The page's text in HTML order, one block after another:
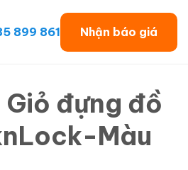
899 861 Nhận báo giá
Giỏ đựng đồ
Màu